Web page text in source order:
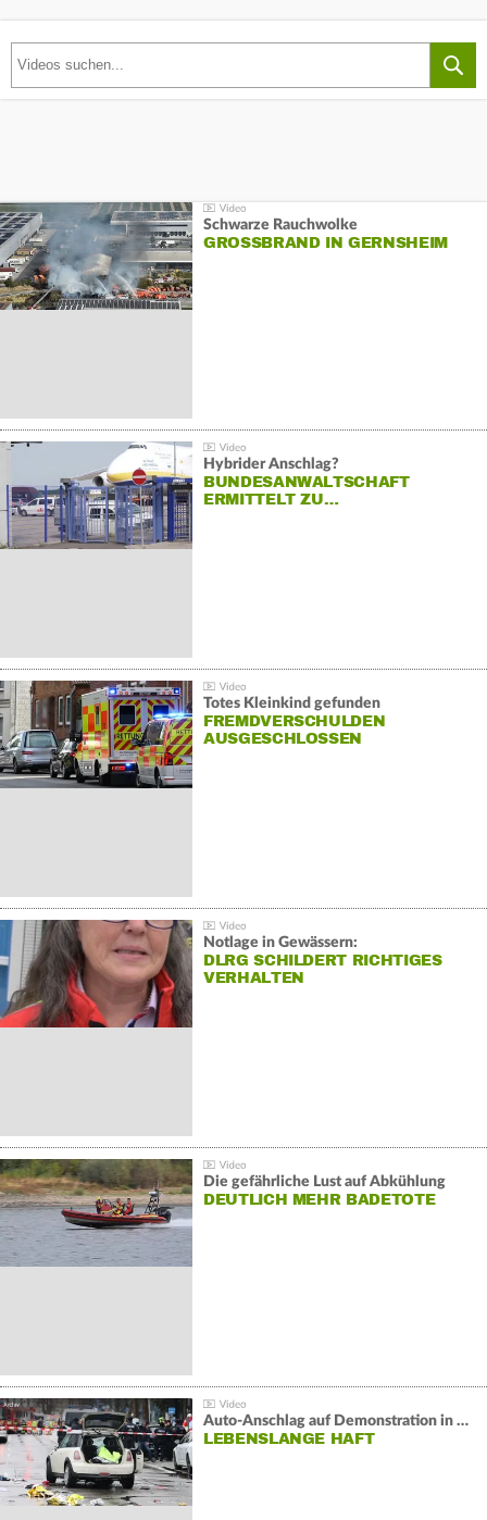
Schwarze Rauchwolke
GROSSBRAND IN GERNSHEIM
Hybrider Anschlag?
BUNDESANWALTSCHAFT
ERMITTELT ZU…
Totes Kleinkind gefunden
FREMDVERSCHULDEN
AUSGESCHLOSSEN
Notlage in Gewässern:
DLRG SCHILDERT RICHTIGES
VERHALTEN
Die gefährliche Lust auf Abkühlung
DEUTLICH MEHR BADETOTE
Auto-Anschlag auf Demonstration in München:
LEBENSLANGE HAFT